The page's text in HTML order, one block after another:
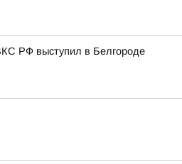
РФ выступил в Белгороде